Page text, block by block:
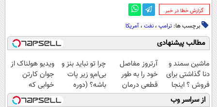
‌گزارش خطا در خبر
برچسب ها: ترامپ ، نفت ، آمریکا
مطالب پیشنهادی
ماشین سمند و
دنا گذاشتی برای
فروش ؟ اینجا
سریع و راحت
آرتروز مفاصل
خود را به طور
قطعی درمان
کنید!
چرا تو نباید بنز و
بی‌ام‌و زیر پات
باشه؟ (دوره
رایگان درآمد
ویدیو هولناک از
جوان کارتن
خوابی که
میلیاردر شد.
از سراسر وب